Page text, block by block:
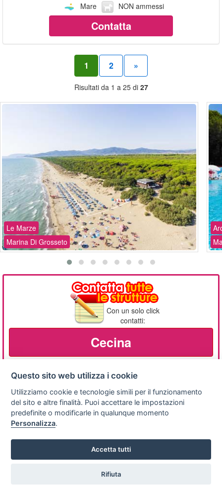
Mare
NON ammessi
Contatta
1 2 »
Risultati da 1 a 25 di 27
Le Marze
Marina Di Grosseto
Con un solo click
contatti:
Cecina
Privacy
policy
Avviso
legale
Scrivici
Copyright © 2008
SVILUPPO TURISMO ITALIA S.r.L. unipersonale
P.IVA: 01665350433 - R.E.A. FM-195884 Via A. Costa, 2
Questo sito web utilizza i cookie
Utilizziamo cookie e tecnologie simili per il funzionamento
del sito e altre finalità. Puoi accettare le impostazioni
predefinite o modificarle in qualunque momento
Personalizza.
Accetta tutti
Rifiuta